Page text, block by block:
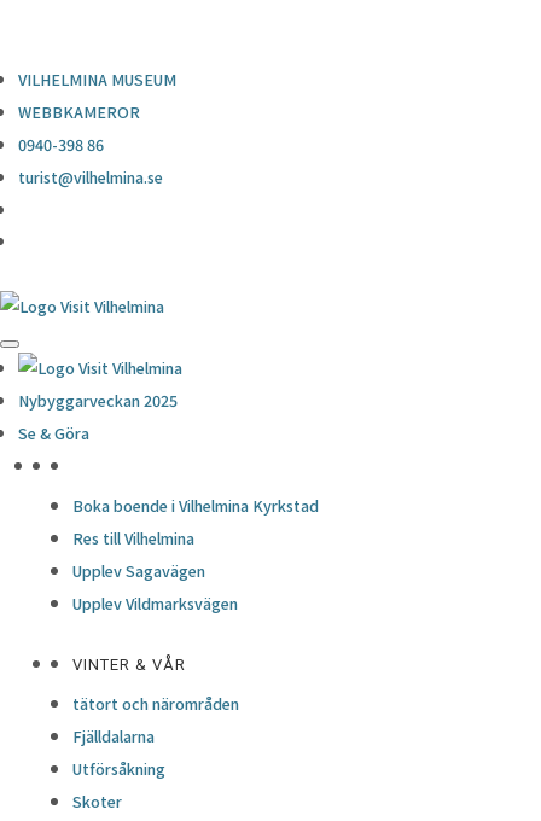
VILHELMINA MUSEUM
WEBBKAMEROR
0940-398 86
turist@vilhelmina.se
Nybyggarveckan 2025
Se & Göra
Boka boende i Vilhelmina Kyrkstad
Res till Vilhelmina
Upplev Sagavägen
Upplev Vildmarksvägen
VINTER & VÅR
tätort och närområden
Fjälldalarna
Utförsåkning
Skoter